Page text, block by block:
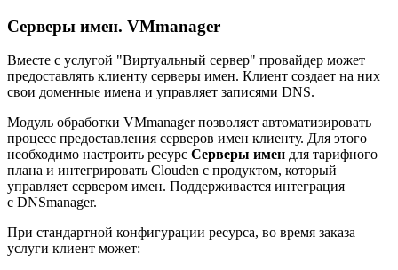
Серверы имен. VMmanager
Вместе с услугой "Виртуальный сервер" провайдер может
предоставлять клиенту серверы имен. Клиент создает на них
свои доменные имена и управляет записями DNS.
Модуль обработки VMmanager позволяет автоматизировать
процесс предоставления серверов имен клиенту. Для этого
необходимо настроить ресурс Серверы имен для тарифного
плана и интегрировать Clouden с продуктом, который
управляет сервером имен. Поддерживается интеграция
с DNSmanager.
При стандартной конфигурации ресурса, во время заказа
услуги клиент может: